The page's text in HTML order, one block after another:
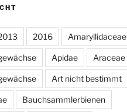
2016 Amaryllidaceae
Apidae Araceae
Art nicht bestimmt
Bauchsammlerbienen